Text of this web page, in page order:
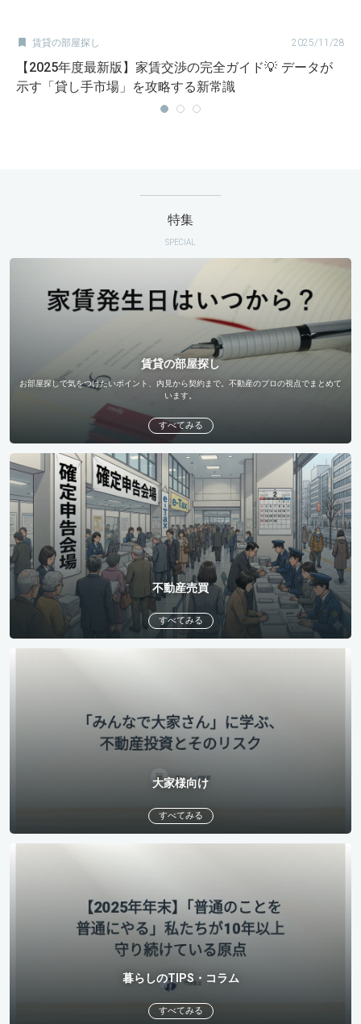
 賃貸の部屋探し 2025/11/28
【2025年度最新版】家賃交渉の完全ガイド💡 データが
示す「貸し手市場」を攻略する新常識
特集
SPECIAL
賃貸の部屋探し
お部屋探しで気をつけたいポイント、内見から契約まで。不動産のプロの視点でまとめて
います。
すべてみる
不動産売買
すべてみる
大家様向け
すべてみる
暮らしのTIPS・コラム
すべてみる